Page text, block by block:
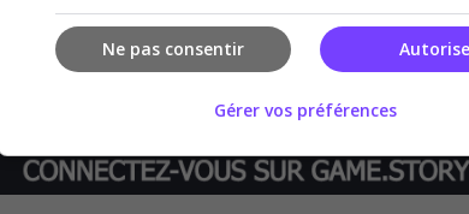
Ne pas consentir
Gérer vos préférences